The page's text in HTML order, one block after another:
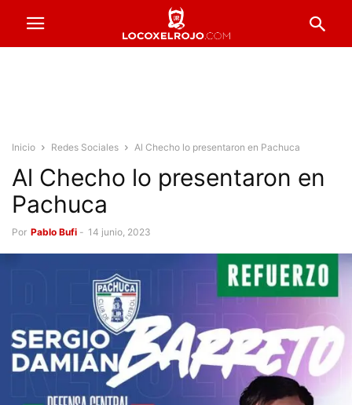
Inicio Redes Sociales Al Checho lo presentaron en Pachuca
Al Checho lo presentaron en
Pachuca
Por Pablo Bufi - 14 junio, 2023